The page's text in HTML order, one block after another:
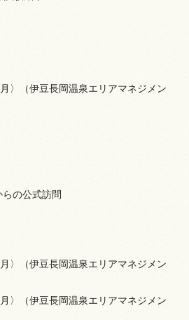
〉（伊豆長岡温泉エリアマネジメン
の公式訪問
〉（伊豆長岡温泉エリアマネジメン
〉（伊豆長岡温泉エリアマネジメン